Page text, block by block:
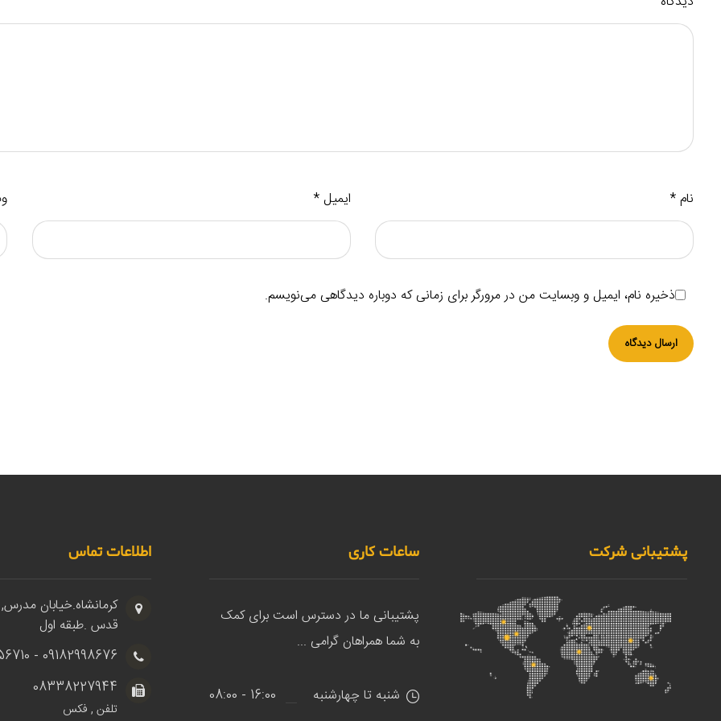
نام* ایمیل*
ذخیره نام، ایمیل و وبسایت من در مرورگر برای زمانی که دوباره دیدگاهی می‌نویسم.
ارسال دیدگاه
پشتیبانی شرکت ساعات کاری
پشتیبانی ما در دسترس است برای کمک
به شما همراهان گرامی ...
شنبه تا چهارشنبه 16:00 - 08:00
اطلاعات تماس
کرمانشاه.خیابان
قدس .طبقه اول
09182998676 - 09183856710
08338227944
تلفن , فکس